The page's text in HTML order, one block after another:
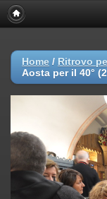
Home / Ritrovo
Aosta per il 40°